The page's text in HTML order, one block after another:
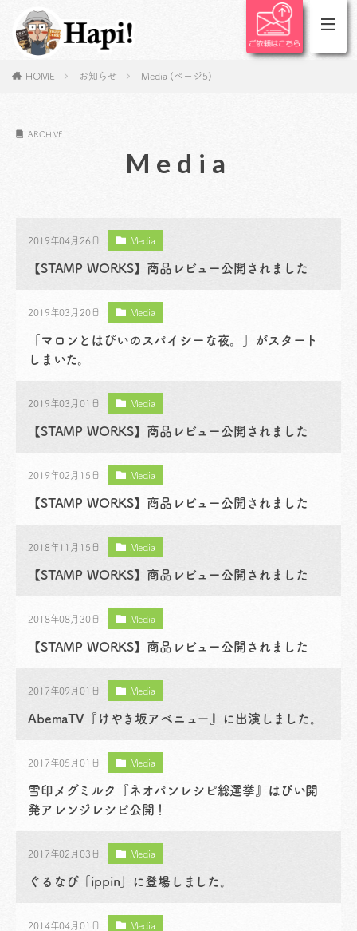
HOME お知らせ Media (ページ5)
ARCHIVE
Media
2019年04月26日 Media
【STAMP WORKS】商品レビュー公開されました
2019年03月20日 Media
「マロンとはぴいのスパイシーな夜。」がスタート
しまいた。
2019年03月01日 Media
【STAMP WORKS】商品レビュー公開されました
2019年02月15日 Media
【STAMP WORKS】商品レビュー公開されました
2018年11月15日 Media
【STAMP WORKS】商品レビュー公開されました
2018年08月30日 Media
【STAMP WORKS】商品レビュー公開されました
2017年09月01日 Media
AbemaTV『けやき坂アベニュー』に出演しました。
2017年05月01日 Media
雪印メグミルク『ネオパンレシピ総選挙』はぴい開
発アレンジレシピ公開！
2017年02月03日 Media
ぐるなび「ippin」に登場しました。
2014年04月01日 Media